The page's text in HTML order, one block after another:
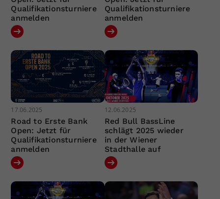
Qualifikationsturniere
anmelden
Qualifikationsturniere
anmelden
17.06.2025
Road to Erste Bank
Open: Jetzt für
Qualifikationsturniere
anmelden
12.06.2025
Red Bull BassLine
schlägt 2025 wieder
in der Wiener
Stadthalle auf